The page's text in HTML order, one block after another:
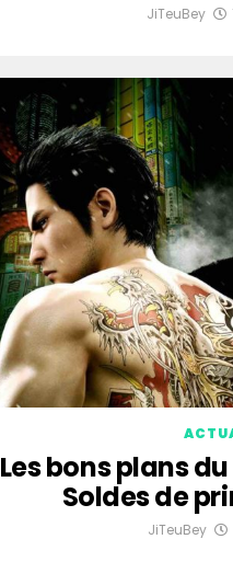
JiTeuBey
Les bons plans
Soldes de
JiTeuBey